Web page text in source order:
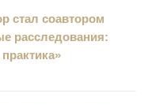
стал соавтором
расследования: